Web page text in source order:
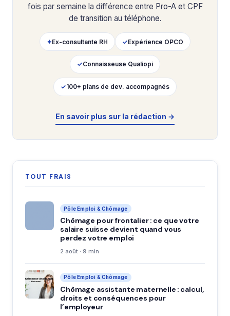
fois par semaine la différence entre Pro-A et CPF
de transition au téléphone.
✦Ex-consultante RH ✓Expérience OPCO
✓Connaisseuse Qualiopi
✓100+ plans de dev. accompagnés
En savoir plus sur la rédaction →
TOUT FRAIS
Pôle Emploi & Chômage
Chômage pour frontalier : ce que votre
salaire suisse devient quand vous
perdez votre emploi
2 août · 9 min
Pôle Emploi & Chômage
Chômage assistante maternelle : calcul,
droits et conséquences pour
l’employeur